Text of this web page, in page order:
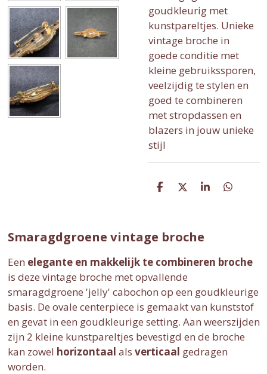
goudkleurig met
kunstpareltjes. Unieke
vintage broche in
goede conditie met
kleine gebruikssporen,
veelzijdig te stylen en
goed te combineren
met stropdassen en
blazers in jouw unieke
stijl
D
n
D
S
D
Smaragdgroene vintage broche
Een elegante en makkelijk te combineren broche
is deze vintage broche met opvallende
smaragdgroene 'jelly' cabochon op een goudkleurige
basis. De ovale centerpiece is gemaakt van kunststof
en gevat in een goudkleurige setting. Aan weerszijden
zijn 2 kleine kunstpareltjes bevestigd en de broche
kan zowel horizontaal als verticaal gedragen
worden.